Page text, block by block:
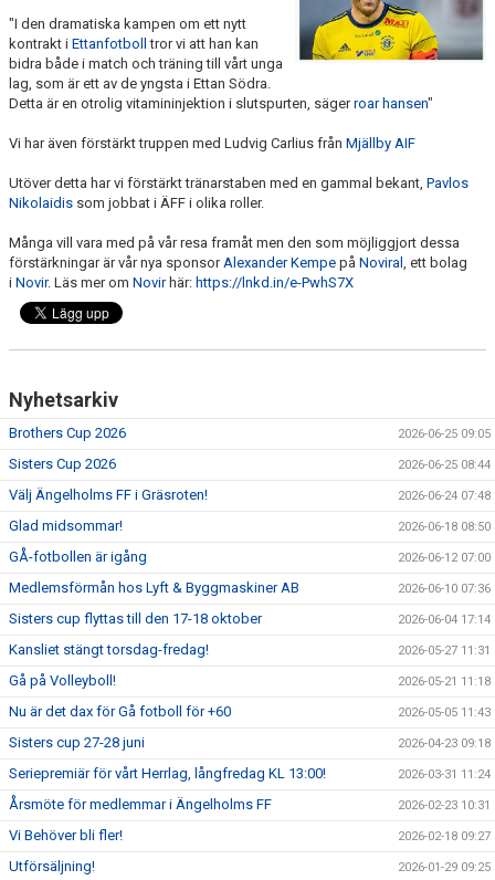
"I den dramatiska kampen om ett nytt
kontrakt i Ettanfotboll tror vi att han kan
bidra både i match och träning till vårt unga
lag, som är ett av de yngsta i Ettan Södra.
Detta är en otrolig vitamininjektion i slutspurten, sägerroar hansen"
Vi har även förstärkt truppen med Ludvig Carlius från Mjällby AIF
Utöver detta har vi förstärkt tränarstaben med en gammal bekant, Pavlos
Nikolaidis som jobbat i ÄFF i olika roller.
Många vill vara med på vår resa framåt men den som möjliggjort dessa
förstärkningar är vår nya sponsorAlexander Kempe på Noviral , ett bolag
i Novir. Läs mer om Novirhär: https://lnkd.in/e-PwhS7X
Nyhetsarkiv
Brothers Cup 2026 2026-06-25 09:05
Sisters Cup 2026 2026-06-25 08:44
Välj Ängelholms FF i Gräsroten! 2026-06-24 07:48
Glad midsommar! 2026-06-18 08:50
GÅ-fotbollen är igång 2026-06-12 07:00
Medlemsförmån hos Lyft & Byggmaskiner AB 2026-06-10 07:36
Sisters cup flyttas till den 17-18 oktober 2026-06-04 17:14
Kansliet stängt torsdag-fredag! 2026-05-27 11:31
Gå på Volleyboll! 2026-05-21 11:18
Nu är det dax för Gå fotboll för +60 2026-05-05 11:43
Sisters cup 27-28 juni 2026-04-23 09:18
Seriepremiär för vårt Herrlag, långfredag KL 13:00! 2026-03-31 11:24
Årsmöte för medlemmar i Ängelholms FF 2026-02-23 10:31
Vi Behöver bli fler! 2026-02-18 09:27
Utförsäljning! 2026-01-29 09:25